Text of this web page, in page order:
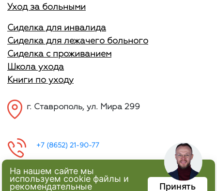
Уход за больными
Сиделка для инвалида
Сиделка для лежачего больного
Сиделка с проживанием
Школа ухода
Книги по уходу
г. Ставрополь, ул. Мира 299
+7 (8652) 21-90-77
На нашем сайте мы
используем cookie файлы и
рекомендательные Принять